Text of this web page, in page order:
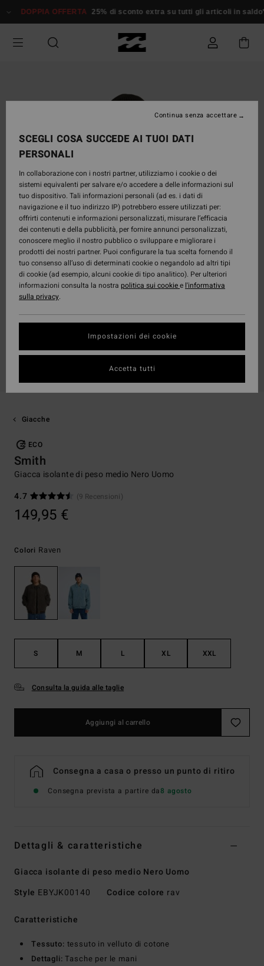
alle
prodotto
DOPPIA OFFERTA 25% di sconto extra su tutti gli articoli in
Giacche
ECO
Smith
Giacca isolante di peso medio Nero Uomo
4.7
(9 Recensioni)
149,95 €
Colori Raven
S M L XL XXL
Consulta la guida alle taglie
Aggiungi al carrello
Consegna a casa o presso un punto di ritiro
Consegna prevista a partire da8 agosto
Dettagli & caratteristiche
Giacca isolante di peso medio Nero Uomo
Style EBYJK00140 Codice colore rav
Caratteristiche
Tessuto: tessuto in velluto di cotone
Dettagli: Tasche per le mani
SCEGLI COSA SUCCEDE AI TUOI DATI
PERSONALI
In collaborazione con i nostri partner, utilizziamo i cookie o dei
sistemi equivalenti per salvare e/o accedere a delle informazioni sul
tuo dispositivo. Tali informazioni personali (ad es. i dati di
navigazione e il tuo indirizzo IP) potrebbero essere utilizzati per:
offrirti contenuti e informazioni personalizzati, misurare l’efficacia
dei contenuti e della pubblicità, per fornire annunci personalizzati,
conoscere meglio il nostro pubblico o sviluppare e migliorare i
prodotti dei nostri partner. Puoi configurare la tua scelta fornendo il
tuo consenso all’uso di determinati cookie o negandolo ad altri tipi
di cookie (ad esempio, alcuni cookie di tipo analitico). Per ulteriori
informazioni consulta la nostra politica sui cookiee l'informativa
sulla privacy.
Impostazioni dei cookie
Continua senza accettare
Accetta tutti